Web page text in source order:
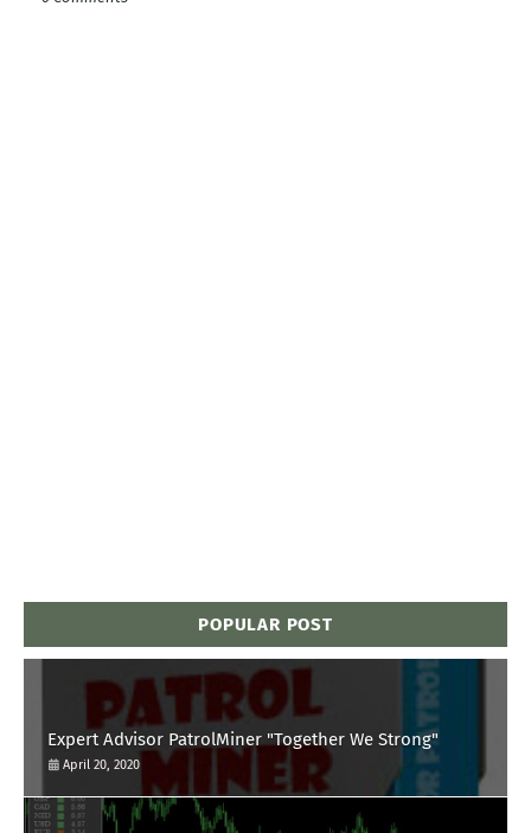
POPULAR POST
Expert Advisor PatrolMiner "Together We Strong"
April 20, 2020